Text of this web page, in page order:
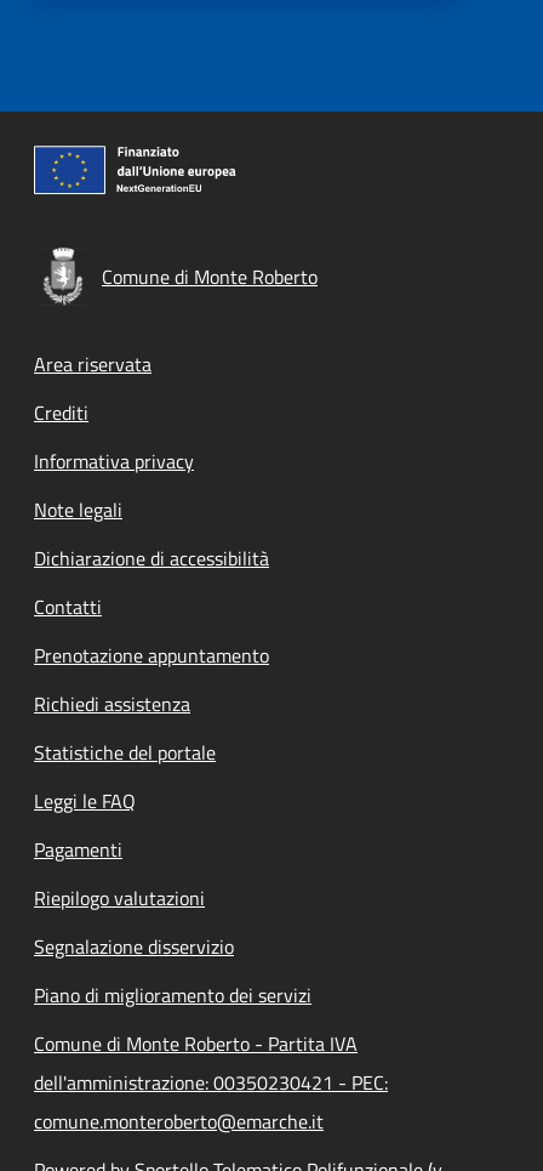
Comune di Monte Roberto
Footer menu
Area riservata
Crediti
Informativa privacy
Note legali
Dichiarazione di accessibilità
Contatti
Prenotazione appuntamento
Richiedi assistenza
Statistiche del portale
Leggi le FAQ
Pagamenti
Riepilogo valutazioni
Segnalazione disservizio
Piano di miglioramento dei servizi
Comune di Monte Roberto - Partita IVA
dell'amministrazione: 00350230421 - PEC:
comune.monteroberto@emarche.it